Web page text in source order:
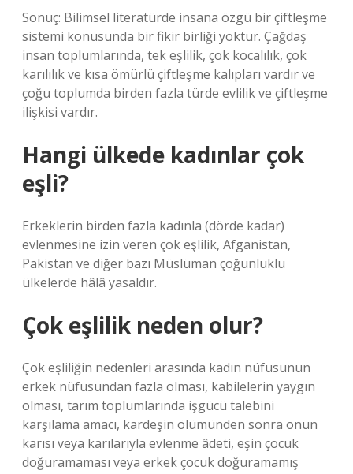
Sonuç: Bilimsel literatürde insana özgü bir çiftleşme
sistemi konusunda bir fikir birliği yoktur. Çağdaş
insan toplumlarında, tek eşlilik, çok kocalılık, çok
karılılık ve kısa ömürlü çiftleşme kalıpları vardır ve
çoğu toplumda birden fazla türde evlilik ve çiftleşme
ilişkisi vardır.
Hangi ülkede kadınlar çok
eşli?
Erkeklerin birden fazla kadınla (dörde kadar)
evlenmesine izin veren çok eşlilik, Afganistan,
Pakistan ve diğer bazı Müslüman çoğunluklu
ülkelerde hâlâ yasaldır.
Çok eşlilik neden olur?
Çok eşliliğin nedenleri arasında kadın nüfusunun
erkek nüfusundan fazla olması, kabilelerin yaygın
olması, tarım toplumlarında işgücü talebini
karşılama amacı, kardeşin ölümünden sonra onun
karısı veya karılarıyla evlenme âdeti, eşin çocuk
doğuramaması veya erkek çocuk doğuramamış